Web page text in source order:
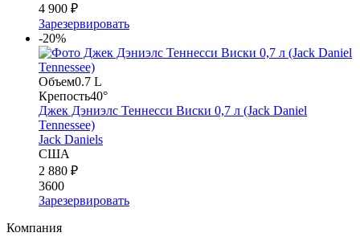
4 900 ₽
Зарезервировать
-20%
Объем0.7 L
Крепость40°
Джек Дэниэлс Теннесси Виски 0,7 л (Jack Daniel
Tennessee)
Jack Daniels
США
2 880 ₽
3600
Зарезервировать
Компания